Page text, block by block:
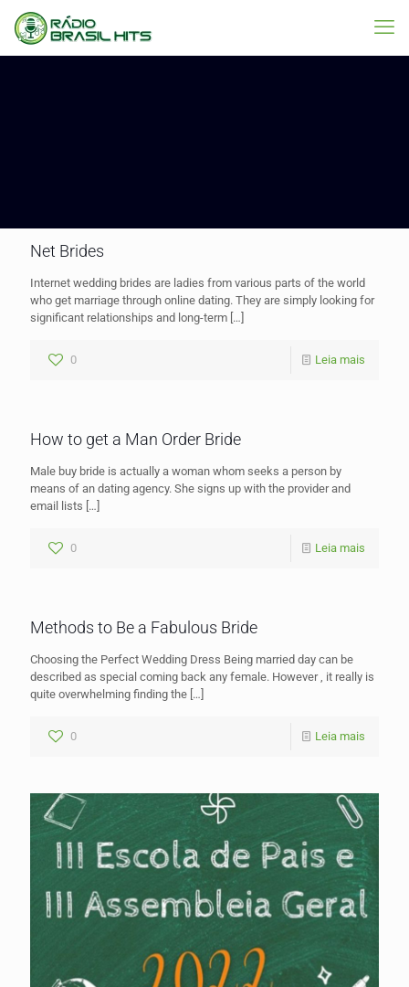
Net Brides
Internet wedding brides are ladies from various parts of the world
who get marriage through online dating. They are simply looking for
significant relationships and long-term […]
0 Leia mais
How to get a Man Order Bride
Male buy bride is actually a woman whom seeks a person by
means of an dating agency. She signs up with the provider and
email lists […]
0 Leia mais
Methods to Be a Fabulous Bride
Choosing the Perfect Wedding Dress Being married day can be
described as special coming back any female. However , it really is
quite overwhelming finding the […]
0 Leia mais